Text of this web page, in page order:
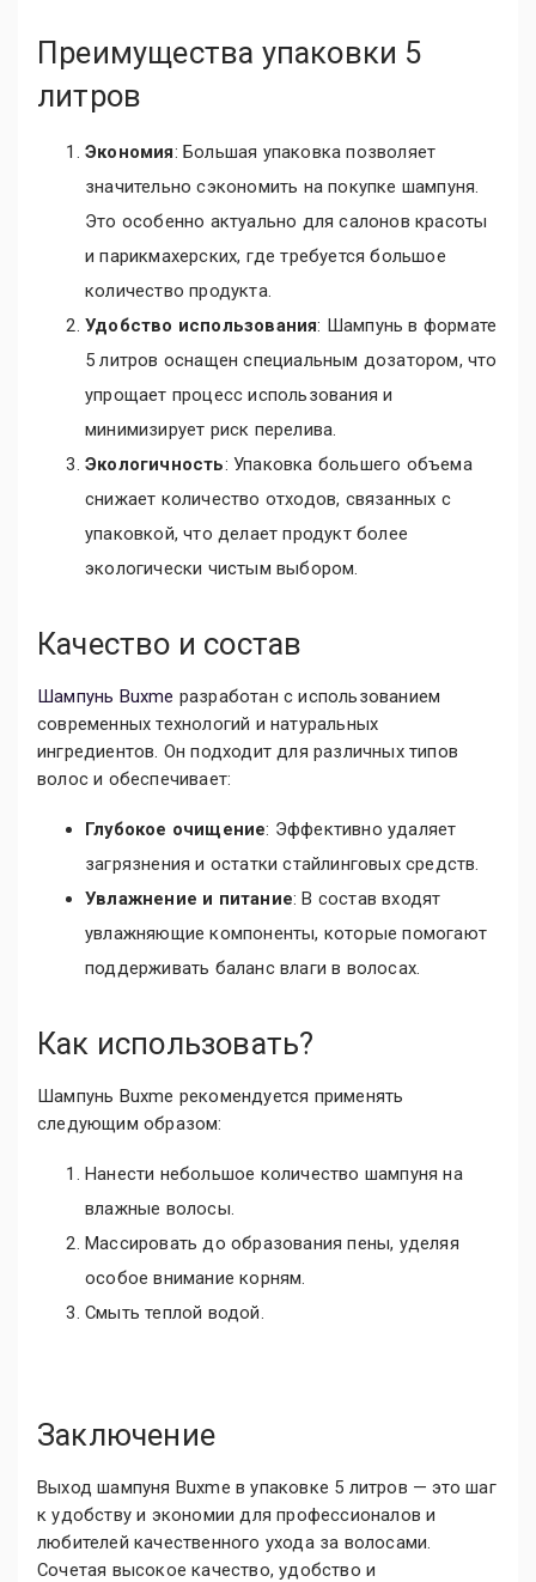
Преимущества упаковки 5
литров
Экономия: Большая упаковка позволяет
значительно сэкономить на покупке шампуня.
Это особенно актуально для салонов красоты
и парикмахерских, где требуется большое
количество продукта.
Удобство использования: Шампунь в формате
5 литров оснащен специальным дозатором, что
упрощает процесс использования и
минимизирует риск перелива.
Экологичность: Упаковка большего объема
снижает количество отходов, связанных с
упаковкой, что делает продукт более
экологически чистым выбором.
Качество и состав
Шампунь Buxme разработан с использованием
современных технологий и натуральных
ингредиентов. Он подходит для различных типов
волос и обеспечивает:
Глубокое очищение: Эффективно удаляет
загрязнения и остатки стайлинговых средств.
Увлажнение и питание: В состав входят
увлажняющие компоненты, которые помогают
поддерживать баланс влаги в волосах.
Как использовать?
Шампунь Buxme рекомендуется применять
следующим образом:
Нанести небольшое количество шампуня на
влажные волосы.
Массировать до образования пены, уделяя
особое внимание корням.
Смыть теплой водой.
Заключение
Выход шампуня Buxme в упаковке 5 литров — это шаг
к удобству и экономии для профессионалов и
любителей качественного ухода за волосами.
Сочетая высокое качество, удобство и